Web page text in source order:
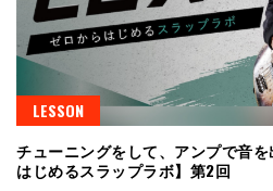
LESSON
チューニングをして、アンプで音
はじめるスラップラボ】第2回